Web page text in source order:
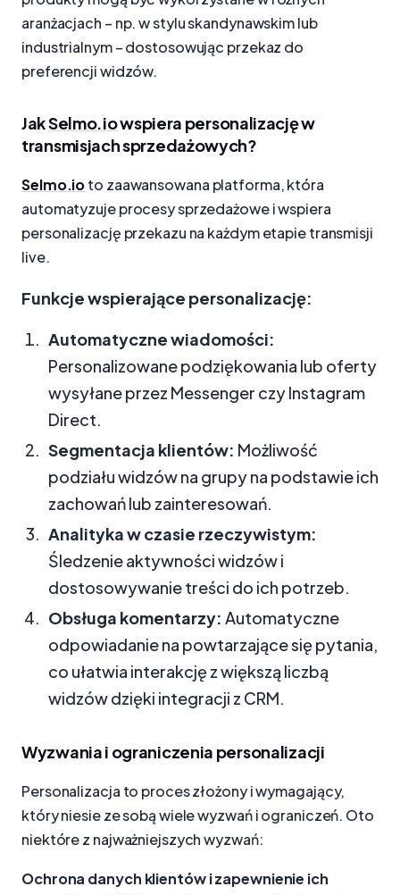
aranżacjach – np. w stylu skandynawskim lub
industrialnym – dostosowując przekaz do
preferencji widzów.
JakSelmo.iowspiera personalizację w
transmisjach sprzedażowych?
Selmo.ioto zaawansowana platforma, która
automatyzuje procesy sprzedażowe i wspiera
personalizację przekazu na każdym etapie transmisji
live.
Funkcje wspierające personalizację:
Automatyczne wiadomości:
Personalizowane podziękowania lub oferty
wysyłane przez Messenger czy Instagram
Direct.
Segmentacja klientów: Możliwość
podziału widzów na grupy na podstawie ich
zachowań lub zainteresowań.
Analityka w czasie rzeczywistym:
Śledzenie aktywności widzów i
dostosowywanie treści do ich potrzeb.
Obsługa komentarzy: Automatyczne
odpowiadanie na powtarzające się pytania,
co ułatwia interakcję z większą liczbą
widzów dzięki integracji z CRM.
Wyzwania i ograniczenia personalizacji
Personalizacja to proces złożony i wymagający,
który niesie ze sobą wiele wyzwań i ograniczeń. Oto
niektóre z najważniejszych wyzwań:
Ochrona danych klientów i zapewnienie ich